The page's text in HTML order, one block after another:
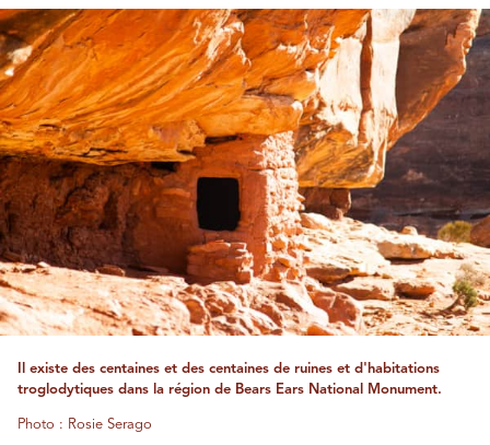
Il existe des centaines et des centaines de ruines et d'habitations
troglodytiques dans la région de Bears Ears National Monument.
Photo : Rosie Serago